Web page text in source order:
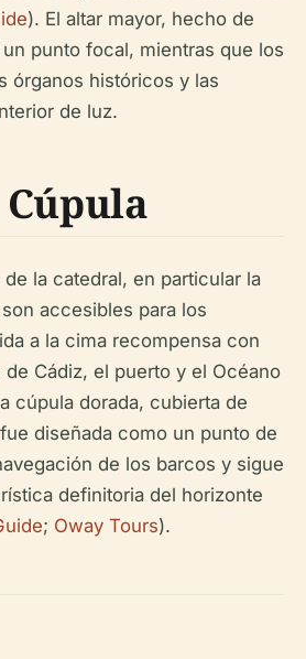
). El altar mayor, hecho de
punto focal, mientras que los
órganos históricos y las
de luz.
la catedral, en particular la
accesibles para los
a la cima recompensa con
Cádiz, el puerto y el Océano
cúpula dorada, cubierta de
diseñada como un punto de
de los barcos y sigue
definitoria del horizonte
; Oway Tours).